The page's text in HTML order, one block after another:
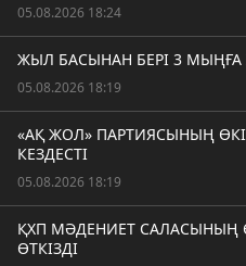
05.08.2026 18:24
ЖЫЛ БАСЫНАН БЕРІ 3 МЫҢҒА
05.08.2026 18:19
«АҚ ЖОЛ» ПАРТИЯСЫНЫҢ
КЕЗДЕСТІ
05.08.2026 18:19
ҚХП МӘДЕНИЕТ САЛАСЫНЫҢ
ӨТКІЗДІ